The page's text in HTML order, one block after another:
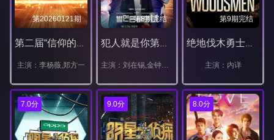
第20260121期
主演：李杨薇,郑方一
第8期完结
主演：刘在锡,金钟民,李光洙,朴敏英,金世正,吴世勋,李昇基
第9期完结
主演：内详
7.0分 9.0分 8.0分